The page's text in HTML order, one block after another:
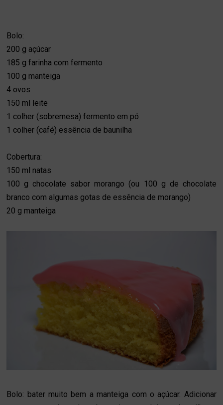
Bolo:
200 g açúcar
185 g farinha com fermento
100 g manteiga
4 ovos
150 ml leite
1 colher (sobremesa) fermento em pó
1 colher (café) essência de baunilha
Cobertura:
150 ml natas
100 g chocolate sabor morango (ou 100 g de chocolate
branco com algumas gotas de essência de morango)
20 g manteiga
Bolo: bater muito bem a manteiga com o açúcar. Adicionar